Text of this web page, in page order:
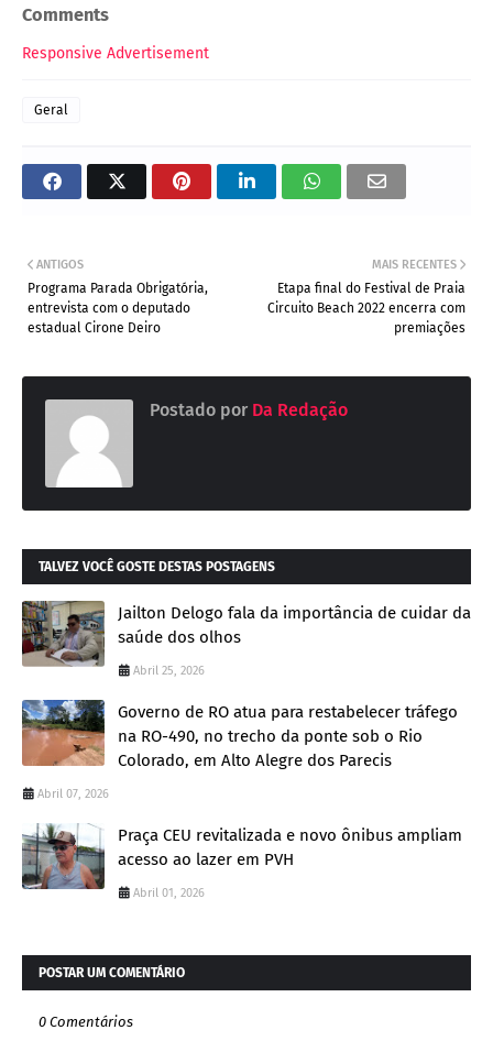
Comments
Responsive Advertisement
Geral
MAIS RECENTES
Etapa final do Festival de Praia
Circuito Beach 2022 encerra com
premiações
ANTIGOS
Programa Parada Obrigatória,
entrevista com o deputado
estadual Cirone Deiro
Postado por Da Redação
TALVEZ VOCÊ GOSTE DESTAS POSTAGENS
Jailton Delogo fala da importância de cuidar da
saúde dos olhos
Abril 25, 2026
Governo de RO atua para restabelecer tráfego
na RO-490, no trecho da ponte sob o Rio
Colorado, em Alto Alegre dos Parecis
Abril 07, 2026
Praça CEU revitalizada e novo ônibus ampliam
acesso ao lazer em PVH
Abril 01, 2026
POSTAR UM COMENTÁRIO
0 Comentários